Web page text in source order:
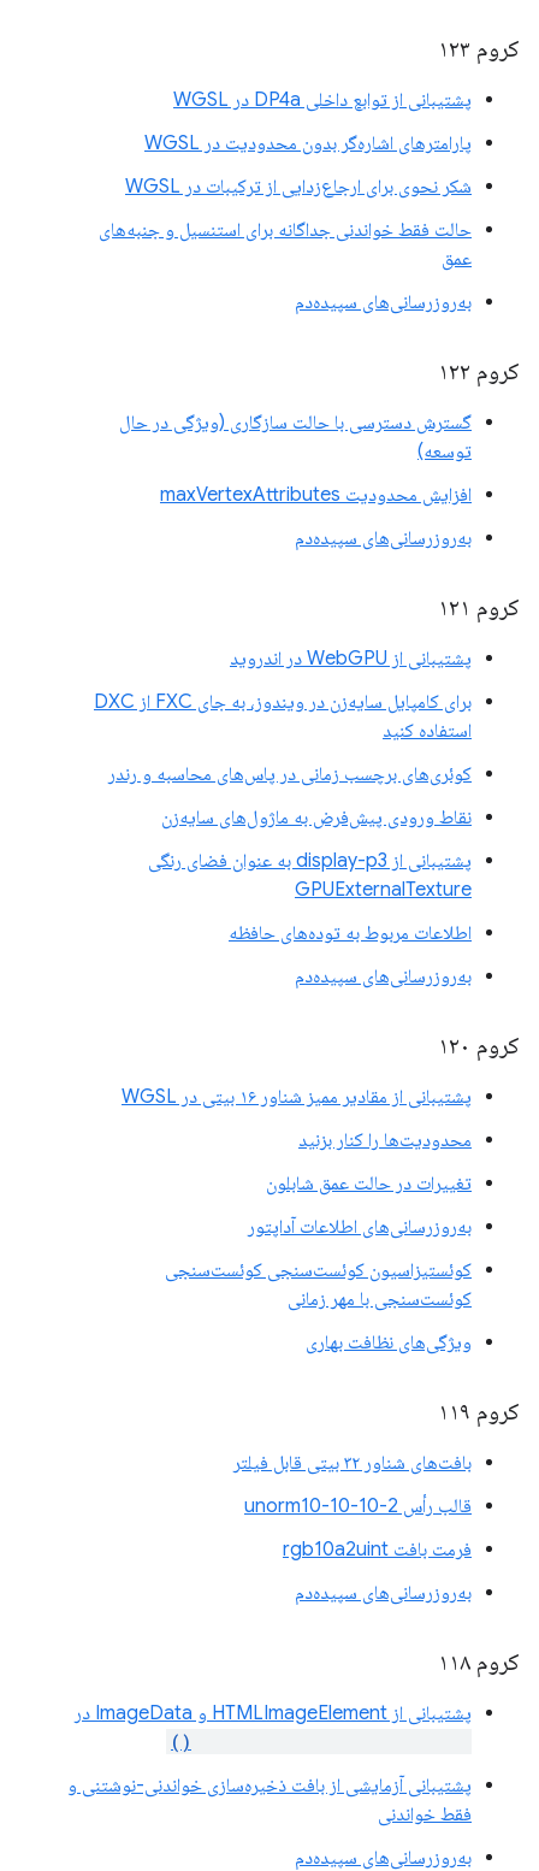
کروم ۱۲۳
پشتیبانی از توابع داخلی DP4a در WGSL
پارامترهای اشاره‌گر بدون محدودیت در WGSL
شکر نحوی برای ارجاع‌زدایی از ترکیبات در WGSL
حالت فقط خواندنی جداگانه برای استنسیل و جنبه‌های
عمق
به‌روزرسانی‌های سپیده‌دم
کروم ۱۲۲
گسترش دسترسی با حالت سازگاری (ویژگی در حال
توسعه)
افزایش محدودیت maxVertexAttributes
به‌روزرسانی‌های سپیده‌دم
کروم ۱۲۱
پشتیبانی از WebGPU در اندروید
برای کامپایل سایه‌زن در ویندوز، به جای FXC از DXC
استفاده کنید
کوئری‌های برچسب زمانی در پاس‌های محاسبه و رندر
نقاط ورودی پیش‌فرض به ماژول‌های سایه‌زن
پشتیبانی از display-p3 به عنوان فضای رنگی
GPUExternalTexture
اطلاعات مربوط به توده‌های حافظه
به‌روزرسانی‌های سپیده‌دم
کروم ۱۲۰
پشتیبانی از مقادیر ممیز شناور ۱۶ بیتی در WGSL
محدودیت‌ها را کنار بزنید
تغییرات در حالت عمق شابلون
به‌روزرسانی‌های اطلاعات آداپتور
کوئستیزاسیون کوئست‌سنجی کوئست‌سنجی
کوئست‌سنجی با مهر زمانی
ویژگی‌های نظافت بهاری
کروم ۱۱۹
بافت‌های شناور ۳۲ بیتی قابل فیلتر
قالب رأس unorm10-10-10-2
فرمت بافت rgb10a2uint
به‌روزرسانی‌های سپیده‌دم
کروم ۱۱۸
پشتیبانی از HTMLImageElement و ImageData در
پشتیبانی آزمایشی از بافت ذخیره‌سازی خواندنی-نوشتنی و
فقط خواندنی
به‌روزرسانی‌های سپیده‌دم